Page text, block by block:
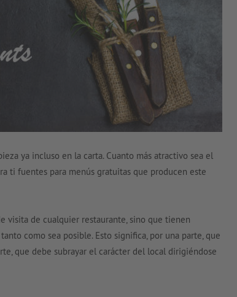
ya incluso en la carta. Cuanto más atractivo sea el
ti fuentes para menús gratuitas que producen este
visita de cualquier restaurante, sino que tienen
como sea posible. Esto significa, por una parte, que
que debe subrayar el carácter del local dirigiéndose